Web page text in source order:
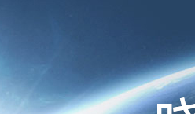
，就没有我们的价值。而一个没有价值的企
追求客户比较高满意度为我们的目标,客户满
及时地响应用户点滴服务要求，而且要不断